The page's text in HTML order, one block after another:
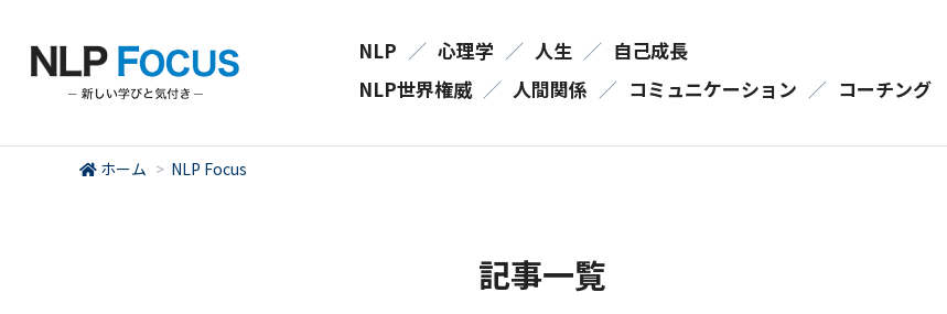
NLP ／ 心理学 ／ 人生 ／ 自己成長
NLP世界権威 ／ 人間関係 ／ コミュニケーション ／ コーチング
ホーム > NLP Focus
記事一覧